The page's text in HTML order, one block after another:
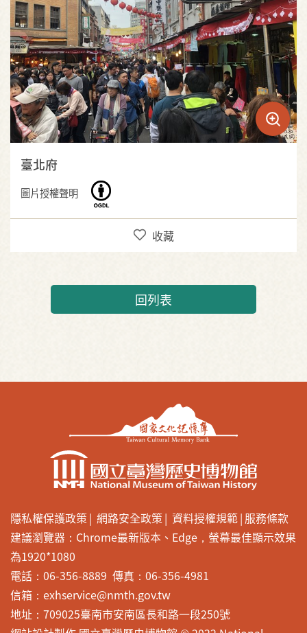
臺北府
圖片授權聲明
收藏
回列表
隱私權保護政策 網路安全政策 資料授權規範 服務條款
建議瀏覽器：Chrome最新版本、Edge，螢幕最佳顯示效果
為1920*1080
電話：06-356-8889 傳真：06-356-4981
信箱：exhservice@nmth.gov.tw
地址：709025臺南市安南區長和路一段250號